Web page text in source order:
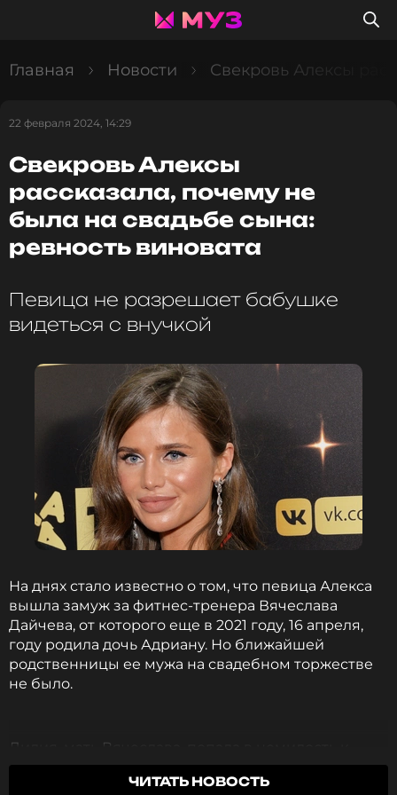
Главная Новости Свекровь Алексы
22 февраля 2024, 14:29
Свекровь Алексы
рассказала, почему не
была на свадьбе сына:
ревность виновата
Певица не разрешает бабушке
видеться с внучкой
На днях стало известно о том, что певица Алекса
вышла замуж за фитнес-тренера Вячеслава
Дайчева, от которого еще в 2021 году, 16 апреля,
году родила дочь Адриану. Но ближайшей
родственницы ее мужа на свадебном торжестве
не было.
Лилия, мать Вячеслава, попала в немилость к
артистке спустя год после появления на свет
Адрианы. Алекса, по словам ее свекрови,
ЧИТАТЬ НОВОСТЬ